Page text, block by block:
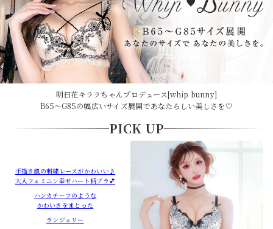
明日花キララちゃんプロデュース[whip bunny]
B65～G85の幅広いサイズ展開であなたらしい美しさを🤍
PICK UP
手描き風の刺繍レースがかわいい♪
大人フェミニン幸せハート柄ブラ💕
ハンカチーフのような
かわいさをまとった
ランジェリー